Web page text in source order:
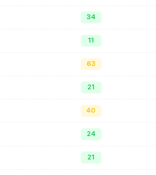
34
11
63
21
40
24
21